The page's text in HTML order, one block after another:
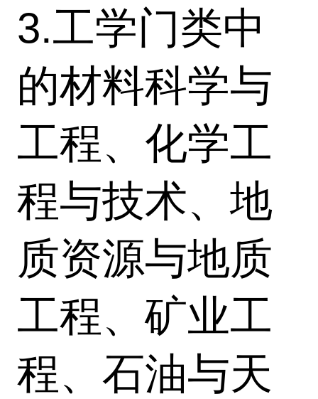
3.工学门类中
的材料科学与
工程、化学工
程与技术、地
质资源与地质
工程、矿业工
程、石油与天